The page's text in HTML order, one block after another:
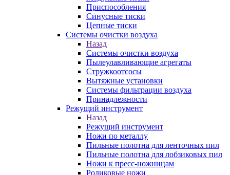
Приспособления
Синусные тиски
Цепные тиски
Системы очистки воздуха
Назад
Системы очистки воздуха
Пылеулавливающие агрегаты
Стружкоотсосы
Вытяжные установки
Системы фильтрации воздуха
Принадлежности
Режущий инструмент
Назад
Режущий инструмент
Ножи по металлу
Пильные полотна для ленточных пил
Пильные полотна для лобзиковых пил
Ножи к пресс-ножницам
Роликовые ножи